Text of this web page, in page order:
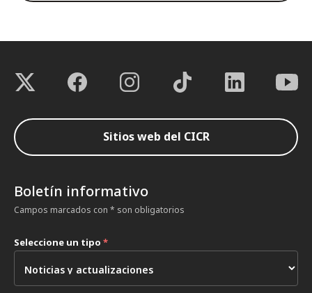
Sitios web del CICR
Boletín informativo
Campos marcados con * son obligatorios
Seleccione un tipo *